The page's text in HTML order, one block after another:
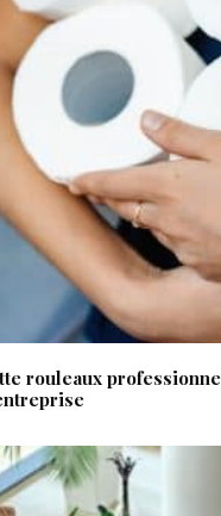
rouleaux